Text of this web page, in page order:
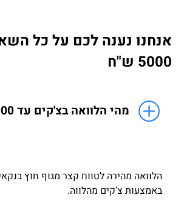
אנחנו נענה לכם על כל
5000 ש"ח
מהי הלוואה בצ'קים עד 5,000 ש"ח?
הלוואה מהירה לטווח קצר מגוף חוץ
באמצעות צ'קים מהלווה.